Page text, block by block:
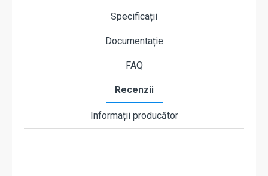
Specificații
Documentație
FAQ
Recenzii
Informații producător